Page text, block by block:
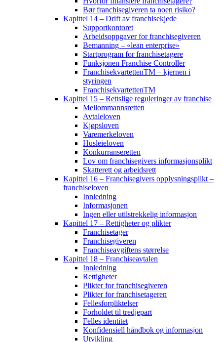
Bør franchisegiveren ta noen risiko?
Kapittel 14 – Drift av franchisekjede
Supportkontoret
Arbeidsoppgaver for franchisegiveren
Bemanning – «lean enterprise»
Startprogram for franchisetagere
Funksjonen Franchise Controller
FranchisekvartettenTM – kjernen i
styringen
FranchisekvartettenTM
Kapittel 15 – Rettslige reguleringer av franchise
Mellommannsretten
Avtaleloven
Kjøpsloven
Varemerkeloven
Husleieloven
Konkurranseretten
Lov om franchisegivers informasjonsplikt
Skatterett og arbeidsrett
Kapittel 16 – Franchisegivers opplysningsplikt –
franchiseloven
Innledning
Informasjonen
Ingen eller utilstrekkelig informasjon
Kapittel 17 – Rettigheter og plikter
Franchisetager
Franchisegiveren
Franchiseavgiftens størrelse
Kapittel 18 – Franchiseavtalen
Innledning
Rettigheter
Plikter for franchisegiveren
Plikter for franchisetageren
Fellesforpliktelser
Forholdet til tredjepart
Felles identitet
Konfidensiell håndbok og informasjon
Utvikling